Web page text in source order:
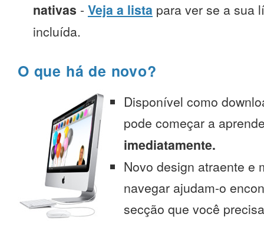
nativas - Veja a lista para ver se a sua
incluída.
O que há de novo?
Disponível como
pode começar a
imediatamente.
Novo design atraente e
navegar ajudam-o
secção que você